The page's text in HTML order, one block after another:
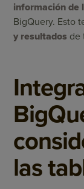
información de
BigQuery. Esto
y resultados de
las